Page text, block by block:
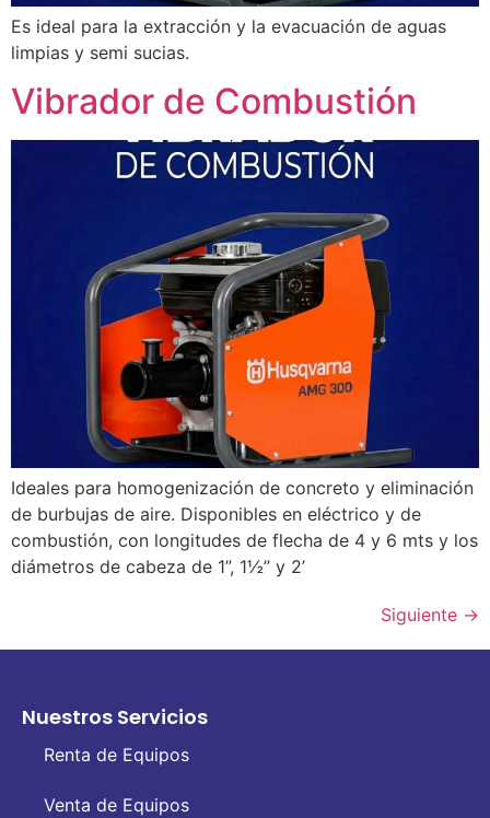
Es ideal para la extracción y la evacuación de aguas
limpias y semi sucias.
Vibrador de Combustión
Ideales para homogenización de concreto y eliminación
de burbujas de aire. Disponibles en eléctrico y de
combustión, con longitudes de flecha de 4 y 6 mts y los
diámetros de cabeza de 1”, 1½” y 2’
Siguiente →
Nuestros Servicios
Renta de Equipos
Venta de Equipos